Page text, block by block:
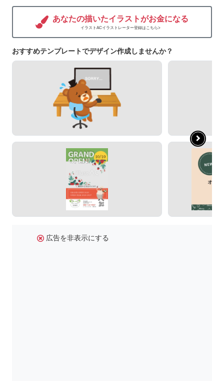
あなたの描いたイラストがお金になる
イラストACイラストレーター登録はこちら>
おすすめテンプレートでデザイン作成しませんか？
広告を非表示にする